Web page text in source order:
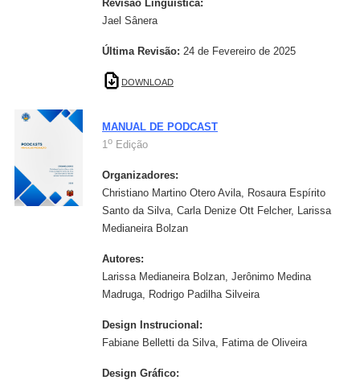
Revisão Linguística:
Jael Sânera
Última Revisão: 24 de Fevereiro de 2025
DOWNLOAD
MANUAL DE PODCAST
1o Edição
Organizadores:
Christiano Martino Otero Avila, Rosaura Espírito
Santo da Silva, Carla Denize Ott Felcher, Larissa
Medianeira Bolzan
Autores:
Larissa Medianeira Bolzan, Jerônimo Medina
Madruga, Rodrigo Padilha Silveira
Design Instrucional:
Fabiane Belletti da Silva, Fatima de Oliveira
Design Gráfico: